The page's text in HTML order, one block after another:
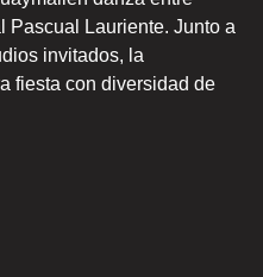
Pascual Lauriente. Junto a
invitados, la
fiesta con diversidad de